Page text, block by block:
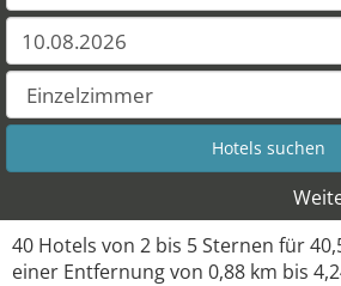
40 Hotels von 2 bis 5 Sternen für
einer Entfernung von 0,88 km bis